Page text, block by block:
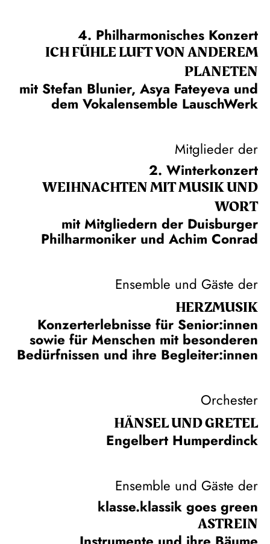
4. Philharmonisches Konzert
ICH FÜHLE LUFT VON ANDEREM
PLANETEN
mit Stefan Blunier, Asya Fateyeva und
dem Vokalensemble LauschWerk
Mitglieder der
2. Winterkonzert
WEIH­NACHTEN MIT MUSIK UND
WORT
mit Mitgliedern der Duisburger
Philharmoniker und Achim Conrad
Ensemble und Gäste der
HERZ­MUSIK
Konzerterlebnisse für Senior:innen
sowie für Menschen mit besonderen
Bedürfnissen und ihre Begleiter:innen
Orchester
HÄNSEL UND GRETEL
Engelbert Humperdinck
Ensemble und Gäste der
klasse.klassik goes green
ASTREIN